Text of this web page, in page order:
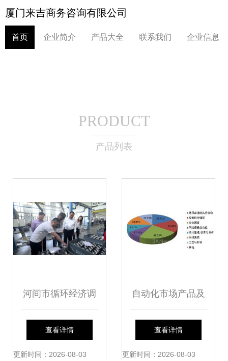
厦门来吉商务咨询有限公司
首页 企业简介 产品大全 联系我们 企业信息
PRODUCT
产品列表
河间市循环经济调
研 副秘书长原庆丹
深入一线洞察市场
查看详情
更新时间：2026-08-03
自动化市场产品及
应用调查分析
查看详情
更新时间：2026-08-03